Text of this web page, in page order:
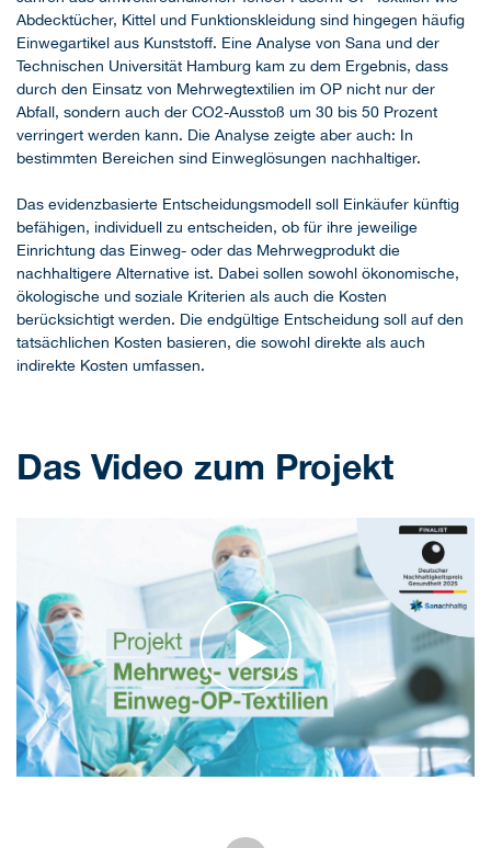
Abdecktücher, Kittel und Funktionskleidung sind hingegen häufig
Einwegartikel aus Kunststoff. Eine Analyse von Sana und der
Technischen Universität Hamburg kam zu dem Ergebnis, dass
durch den Einsatz von Mehrwegtextilien im OP nicht nur der
Abfall, sondern auch der CO2-Ausstoß um 30 bis 50 Prozent
verringert werden kann. Die Analyse zeigte aber auch: In
bestimmten Bereichen sind Einweglösungen nachhaltiger.
Das evidenzbasierte Entscheidungsmodell soll Einkäufer künftig
befähigen, individuell zu entscheiden, ob für ihre jeweilige
Einrichtung das Einweg- oder das Mehrwegprodukt die
nachhaltigere Alternative ist. Dabei sollen sowohl ökonomische,
ökologische und soziale Kriterien als auch die Kosten
berücksichtigt werden. Die endgültige Entscheidung soll auf den
tatsächlichen Kosten basieren, die sowohl direkte als auch
indirekte Kosten umfassen.
Das Video zum Projekt